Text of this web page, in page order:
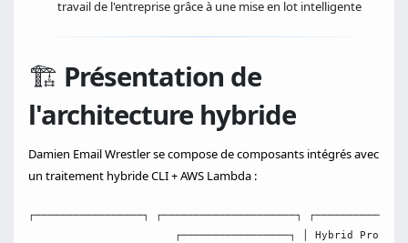
travail de l'entreprise grâce à une mise en lot intelligente
🏗️ Présentation de
l'architecture hybride
Damien Email Wrestler se compose de composants intégrés avec
un traitement hybride CLI + AWS Lambda :
┌─────────────────┐ ┌─────────────────────┐
┌─────────────────┐ │ Hybrid